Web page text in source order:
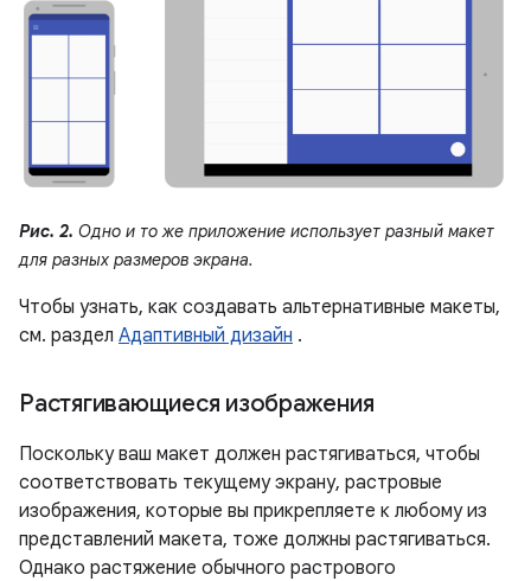
Рис. 2. Одно и то же приложение использует разный макет
для разных размеров экрана.
Чтобы узнать, как создавать альтернативные макеты,
см. раздел Адаптивный дизайн .
Растягивающиеся изображения
Поскольку ваш макет должен растягиваться, чтобы
соответствовать текущему экрану, растровые
изображения, которые вы прикрепляете к любому из
представлений макета, тоже должны растягиваться.
Однако растяжение обычного растрового